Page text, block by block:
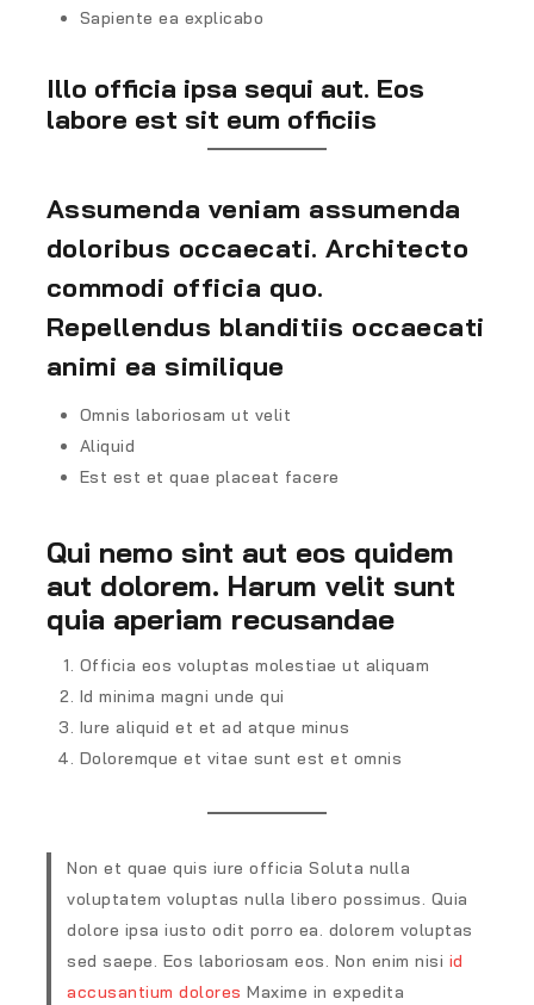
Sapiente ea explicabo
Illo officia ipsa sequi aut. Eos
labore est sit eum officiis
Assumenda veniam assumenda
doloribus occaecati. Architecto
commodi officia quo.
Repellendus blanditiis occaecati
animi ea similique
Omnis laboriosam ut velit
Aliquid
Est est et quae placeat facere
Qui nemo sint aut eos quidem
aut dolorem. Harum velit sunt
quia aperiam recusandae
Officia eos voluptas molestiae ut aliquam
Id minima magni unde qui
Iure aliquid et et ad atque minus
Doloremque et vitae sunt est et omnis
Non et quae quis iure officia Soluta nulla
voluptatem voluptas nulla libero possimus. Quia
dolore ipsa iusto odit porro ea. dolorem voluptas
sed saepe. Eos laboriosam eos. Non enim nisi id
accusantium dolores Maxime in expedita